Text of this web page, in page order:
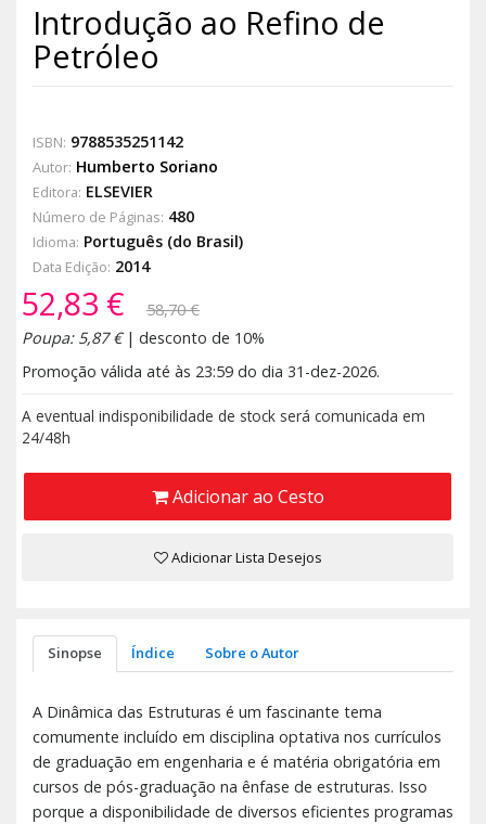
Introdução ao Refino de
Petróleo
ISBN: 9788535251142
Autor: Humberto Soriano
Editora: ELSEVIER
Número de Páginas: 480
Idioma: Português (do Brasil)
Data Edição: 2014
52,83 €
58,70 €
Poupa: 5,87 €| desconto de 10%
Promoção válida até às 23:59 do dia 31-dez-2026.
A eventual indisponibilidade de stock será comunicada em
24/48h
Adicionar ao Cesto
Adicionar Lista Desejos
Sinopse Índice Sobre o Autor
A Dinâmica das Estruturas é um fascinante tema
comumente incluído em disciplina optativa nos currículos
de graduação em engenharia e é matéria obrigatória em
cursos de pós-graduação na ênfase de estruturas. Isso
porque a disponibilidade de diversos eficientes programas